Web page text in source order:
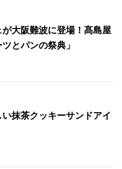
大阪難波に登場！髙島屋
とパンの祭典」
抹茶クッキーサンドアイ